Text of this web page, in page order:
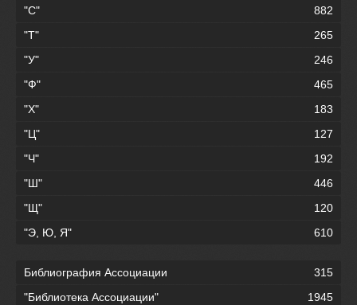
"С"
882
"Т"
265
"У"
246
"Ф"
465
"Х"
183
"Ц"
127
"Ч"
192
"Ш"
446
"Щ"
120
"Э, Ю, Я"
610
Библиография Ассоциации
315
"Библиотека Ассоциации"
1945